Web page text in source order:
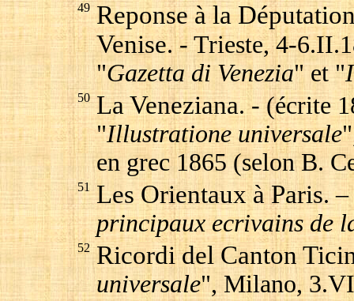
49 Reponse à la
Venise. - Trieste, 4-
"Gazetta di Venezia" et "
50 La Veneziana. - (écrite
"Illustratione universale
en grec 1865 (selon B.
51 Les Orientaux à Paris.
principaux ecrivains de
52 Ricordi del Canton
universale", Milano,